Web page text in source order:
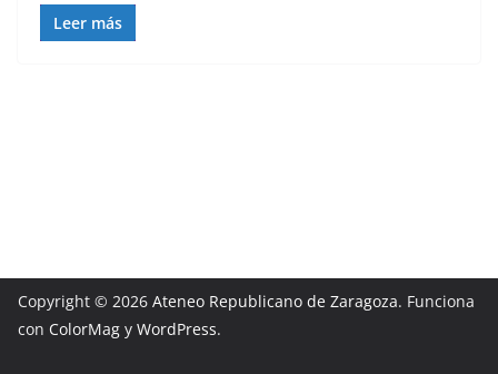
Leer más
Copyright © 2026 Ateneo Republicano de Zaragoza. Funciona
con ColorMag y WordPress.